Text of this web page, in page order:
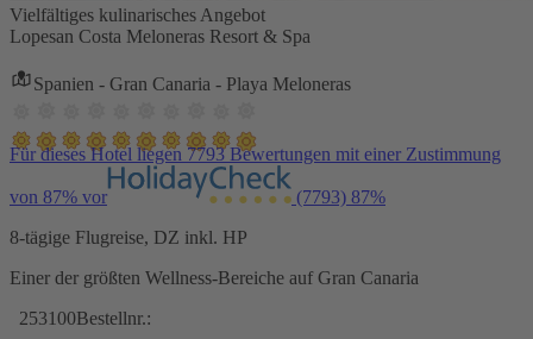
Vielfältiges kulinarisches Angebot
Lopesan Costa Meloneras Resort & Spa
Spanien - Gran Canaria - Playa Meloneras
Für dieses Hotel liegen 7793 Bewertungen mit einer Zustimmung
von 87% vor (7793) 87%
8-tägige Flugreise, DZ inkl. HP
Einer der größten Wellness-Bereiche auf Gran Canaria
253100Bestellnr.: